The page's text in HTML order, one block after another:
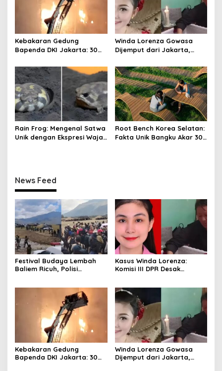
Kebakaran Gedung
Bapenda DKI Jakarta: 30
Winda Lorenza Gowasa
Dijemput dari Jakarta,
Sendiri ke Medan
Rain Frog: Mengenal Satwa
Unik dengan Ekspresi Wajah
Root Bench Korea Selatan:
Fakta Unik Bangku Akar 30
News Feed
Festival Budaya Lembah
Baliem Ricuh, Polisi
Kasus Winda Lorenza:
Komisi III DPR Desak
Kebakaran Gedung
Bapenda DKI Jakarta: 30
Winda Lorenza Gowasa
Dijemput dari Jakarta,